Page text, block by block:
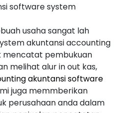
software system
usaha sangat lah
akuntansi accounting
mencatat pembukuan
melihat alur in out kas,
akuntansi software
juga memmberikan
perusahaan anda dalam